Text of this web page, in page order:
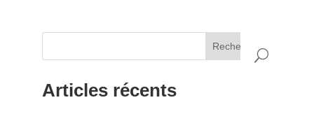
Rechercher
Articles récents